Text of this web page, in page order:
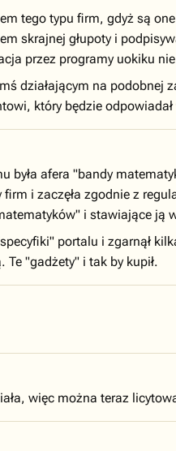
tego typu firm, gdyż są
skrajnej głupoty i
przez programy uokiku
działającym na
który będzie
była afera "bandy
firm i zaczęła zgodnie z
i stawiające ją
portalu i zgarnął
"gadżety" i tak by kupił.
więc można teraz